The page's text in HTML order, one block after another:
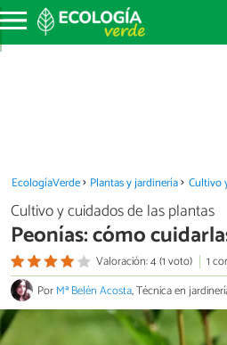
EcologíaVerde Plantas y jardinería Cultivo
Cultivo y cuidados de las plantas
Peonías: cómo
Valoración: 4 (1 voto)
1
PorMª Belén Acosta, Técnica en